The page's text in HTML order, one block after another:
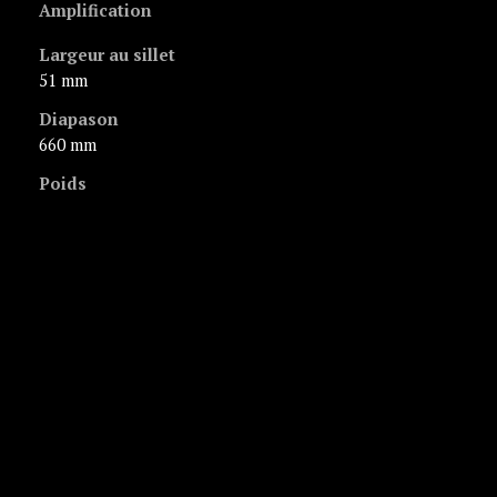
Amplification
Largeur au sillet
51 mm
Diapason
660 mm
Poids